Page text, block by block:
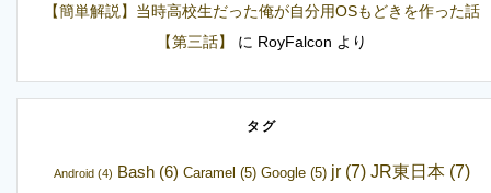
【簡単解説】当時高校生だった俺が自分用OSもどきを作った話
【第三話】
に RoyFalcon より
タグ
Android (4) Bash (6) Caramel (5) Google (5) jr (7) JR東日本 (7)